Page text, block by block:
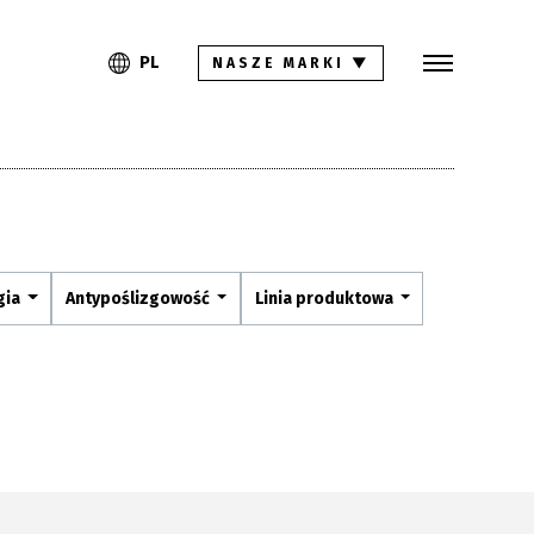
PL
PL NASZE MARKI ▼
Antypoślizgowość Linia produktowa
Inspiracje
Pliki do pobrania
Strefa architekta